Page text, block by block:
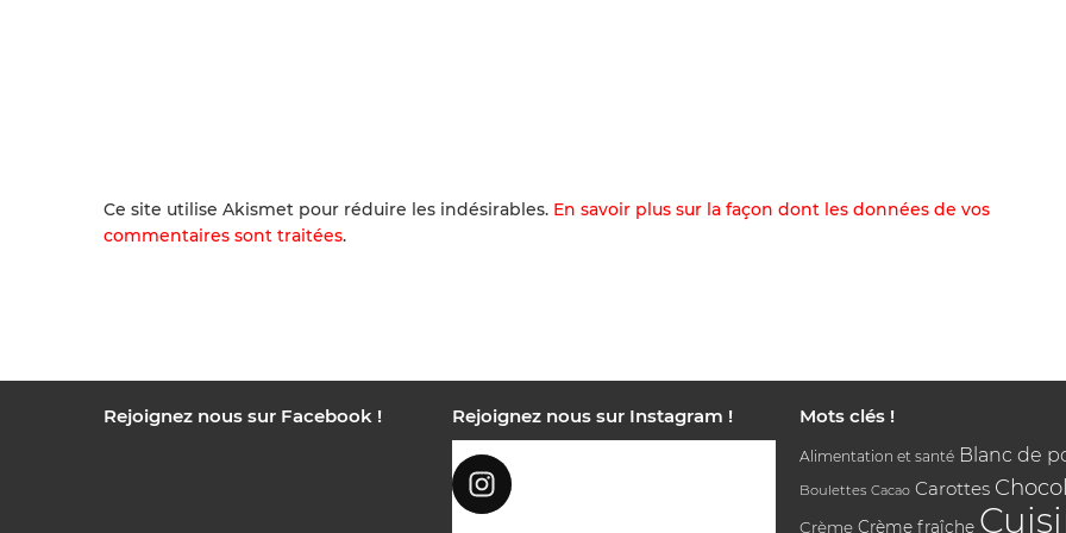
Ce site utilise Akismet pour réduire les indésirables. En savoir plus sur la façon dont les données de vos
commentaires sont traitées.
Rejoignez nous sur Facebook ! Rejoignez nous sur Instagram ! Mots clés !
Alimentation et santé Blanc de
Boulettes Cacao Carottes
Crème Crème fraîche